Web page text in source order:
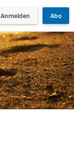
Anmelden Abo